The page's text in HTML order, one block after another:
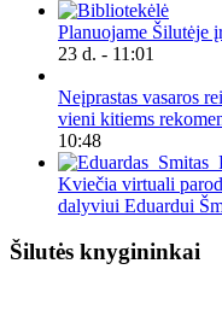
Planuojame Šilutėje
23 d. - 11:01
Neįprastas vasaros
vieni kitiems
10:48
Kviečia virtuali
dalyviui Eduardui
Šilutės knygininkai